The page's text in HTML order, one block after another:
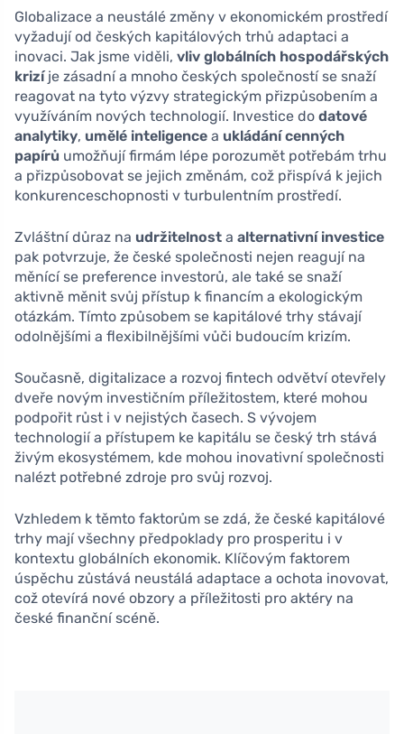
Globalizace a neustálé změny v ekonomickém prostředí
vyžadují od českých kapitálových trhů adaptaci a
inovaci. Jak jsme viděli, vliv globálních hospodářských
krizíje zásadní a mnoho českých společností se snaží
reagovat na tyto výzvy strategickým přizpůsobením a
využíváním nových technologií. Investice do datové
analytiky, umělé inteligence a ukládání cenných
papírů umožňují firmám lépe porozumět potřebám trhu
a přizpůsobovat se jejich změnám, což přispívá k jejich
konkurenceschopnosti v turbulentním prostředí.
Zvláštní důraz na udržitelnost a alternativní investice
pak potvrzuje, že české společnosti nejen reagují na
měnící se preference investorů, ale také se snaží
aktivně měnit svůj přístup k financím a ekologickým
otázkám. Tímto způsobem se kapitálové trhy stávají
odolnějšími a flexibilnějšími vůči budoucím krizím.
Současně, digitalizace a rozvoj fintech odvětví otevřely
dveře novým investičním příležitostem, které mohou
podpořit růst i v nejistých časech. S vývojem
technologií a přístupem ke kapitálu se český trh stává
živým ekosystémem, kde mohou inovativní společnosti
nalézt potřebné zdroje pro svůj rozvoj.
Vzhledem k těmto faktorům se zdá, že české kapitálové
trhy mají všechny předpoklady pro prosperitu i v
kontextu globálních ekonomik. Klíčovým faktorem
úspěchu zůstává neustálá adaptace a ochota inovovat,
což otevírá nové obzory a příležitosti pro aktéry na
české finanční scéně.